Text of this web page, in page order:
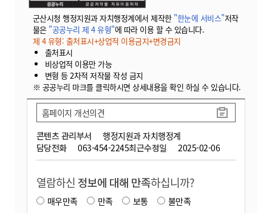
군산시청 행정지원과 자치행정계에서 제작한 "한눈에 서비스"저작
물은 "공공누리 제 4 유형"에 따라 이용 할 수 있습니다.
제 4 유형: 출처표시+상업적 이용금지+변경금지
출처표시
비상업적 이용만 가능
변형 등 2차적 저작물 작성 금지
※ 공공누리 마크를 클릭하시면 상세내용을 확인 하실 수 있습니다.
콘텐츠 관리부서
행정지원과 자치행정계
담당전화
063-454-2245최근수정일 2025-02-06
홈페이지 개선의견
열람하신 정보에 대해 만족하십니까?
매우만족 만족 보통
불만족